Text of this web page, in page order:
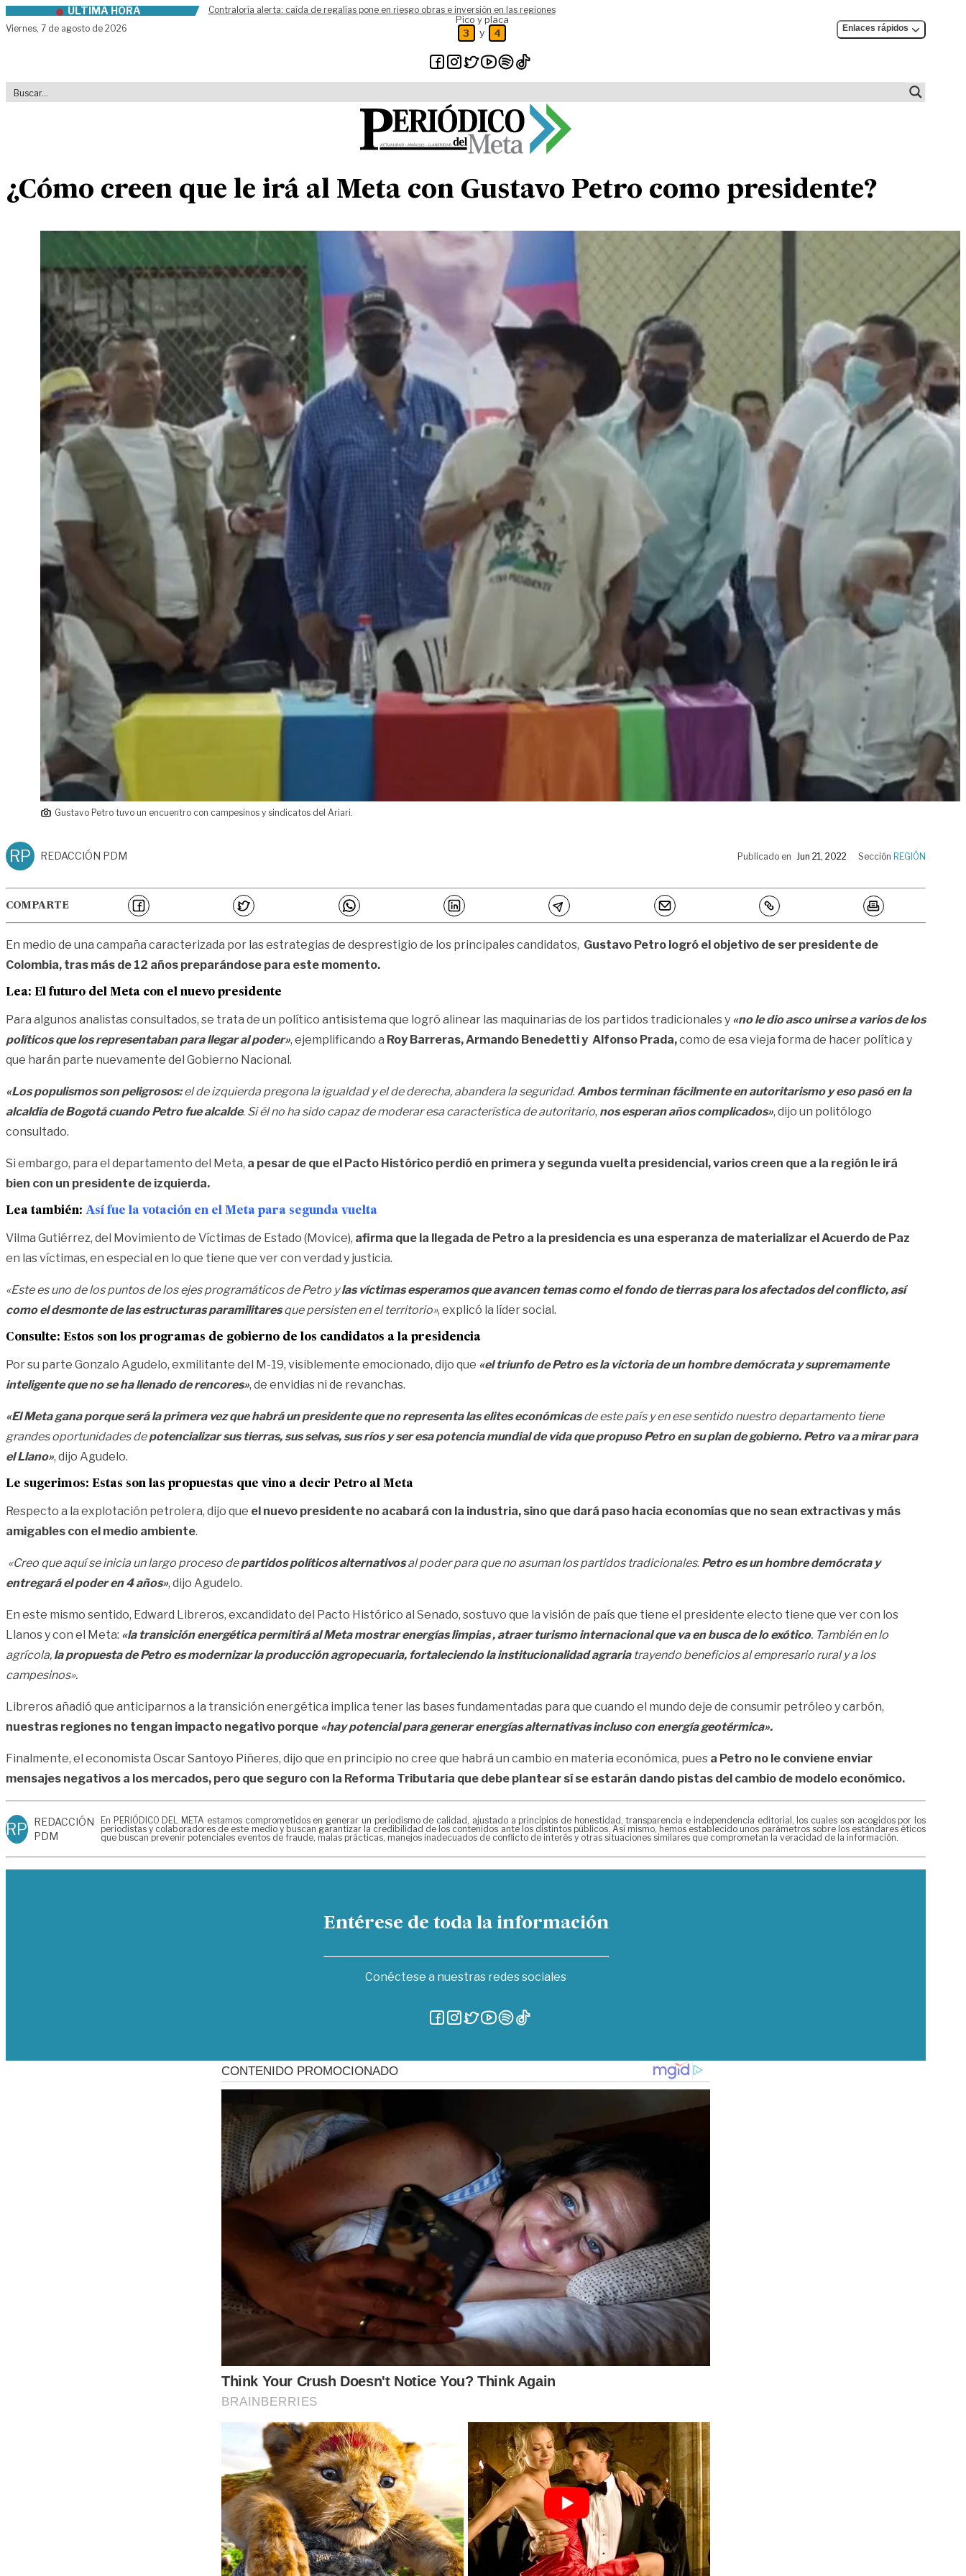
Skip to contentÚLTIMA HORA
Contraloría alerta: caída de regalías pone en riesgo obras e inversión en las regiones
Viernes, 7 de agosto de 2026
Pico y placa
3 y 4 Enlaces rápidos
¿Cómo creen que le irá al Meta con Gustavo Petro como presidente?
Gustavo Petro tuvo un encuentro con campesinos y sindicatos del Ariari.
RP REDACCIÓN PDM Publicado en Jun 21, 2022 Sección REGIÓN
COMPARTE
En medio de una campaña caracterizada por las estrategias de desprestigio de los principales candidatos, Gustavo Petro logró el objetivo de ser presidente de
Colombia, tras más de 12 años preparándose para este momento.
Lea: El futuro del Meta con el nuevo presidente
Para algunos analistas consultados, se trata de un político antisistema que logró alinear las maquinarias de los partidos tradicionales y «no le dio asco unirse a varios de los
políticos que los representaban para llegar al poder», ejemplificando a Roy Barreras, Armando Benedetti y Alfonso Prada,como de esa vieja forma de hacer política y
que harán parte nuevamente del Gobierno Nacional.
«Los populismos son peligrosos:el de izquierda pregona la igualdad y el de derecha, abandera la seguridad. Ambos terminan fácilmente en autoritarismo y eso pasó en la
alcaldía de Bogotá cuando Petro fue alcalde. Si él no ha sido capaz de moderar esa característica de autoritario, nos esperan años complicados», dijo un politólogo
consultado.
Si embargo, para el departamento del Meta, a pesar de que el Pacto Histórico perdió en primera y segunda vuelta presidencial, varios creen que a la región le irá
bien con un presidente de izquierda.
Lea también: Así fue la votación en el Meta para segunda vuelta
Vilma Gutiérrez, del Movimiento de Víctimas de Estado (Movice), afirma que la llegada de Petro a la presidencia es una esperanza de materializar el Acuerdo de Paz
en las víctimas, en especial en lo que tiene que ver con verdad y justicia.
«Este es uno de los puntos de los ejes programáticos de Petro ylas víctimas esperamos que avancen temas como el fondo de tierras para los afectados del conflicto, así
como el desmonte de las estructuras paramilitaresque persisten en el territorio», explicó la líder social.
Consulte: Estos son los programas de gobierno de los candidatos a la presidencia
Por su parte Gonzalo Agudelo, exmilitante del M-19, visiblemente emocionado, dijo que «el triunfo de Petro es la victoria de un hombre demócrata y supremamente
inteligente que no se ha llenado de rencores», de envidias ni de revanchas.
«El Meta gana porque será la primera vez que habrá un presidente que no representa las elites económicasde este país y en ese sentido nuestro departamento tiene
grandes oportunidades depotencializar sus tierras, sus selvas, sus ríos y ser esa potencia mundial de vida que propuso Petro en su plan de gobierno. Petro va a mirar para
el Llano», dijo Agudelo.
Le sugerimos: Estas son las propuestas que vino a decir Petro al Meta
Respecto a la explotación petrolera, dijo que el nuevo presidente no acabará con la industria, sino que dará paso hacia economías que no sean extractivas y más
amigables con el medio ambiente.
«Creo que aquí se inicia un largo proceso departidos políticos alternativos al poder para que no asuman los partidos tradicionales. Petro es un hombre demócrata y
entregará el poder en 4 años», dijo Agudelo.
En este mismo sentido, Edward Libreros, excandidato del Pacto Histórico al Senado, sostuvo que la visión de país que tiene el presidente electo tiene que ver con los
Llanos y con el Meta: «la transición energética permitirá al Meta mostrar energías limpias , atraer turismo internacional que va en busca de lo exótico. También en lo
agrícola, la propuesta de Petro es modernizar la producción agropecuaria, fortaleciendo la institucionalidad agrariatrayendo beneficios al empresario rural y a los
campesinos».
Libreros añadió que anticiparnos a la transición energética implica tener las bases fundamentadas para que cuando el mundo deje de consumir petróleo y carbón,
nuestras regiones no tengan impacto negativo porque «hay potencial para generar energías alternativas incluso con energía geotérmica».
Finalmente, el economista Oscar Santoyo Piñeres, dijo que en principio no cree que habrá un cambio en materia económica, pues a Petro no le conviene enviar
mensajes negativos a los mercados, pero que seguro con la Reforma Tributaria que debe plantear sí se estarán dando pistas del cambio de modelo económico.
RP REDACCIÓN
PDM
En PERIÓDICO DEL META estamos comprometidos en generar un periodismo de calidad, ajustado a principios de honestidad, transparencia e independencia editorial, los cuales son acogidos por los
periodistas y colaboradores de este medio y buscan garantizar la credibilidad de los contenidos ante los distintos públicos. Así mismo, hemos establecido unos parámetros sobre los estándares éticos
que buscan prevenir potenciales eventos de fraude, malas prácticas, manejos inadecuados de conflicto de interés y otras situaciones similares que comprometan la veracidad de la información.
Entérese de toda la información
Conéctese a nuestras redes sociales